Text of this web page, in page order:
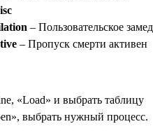
– Пользовательское
– Пропуск смерти активен
«Load» и выбрать таблицу
выбрать нужный процесс.